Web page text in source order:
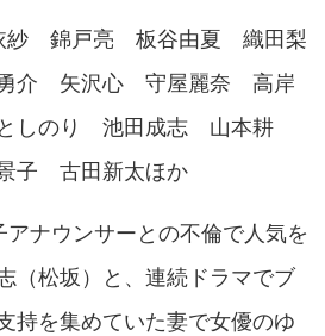
紗 錦戸亮 板谷由夏 織田梨
介 矢沢心 守屋麗奈 高岸
しのり 池田成志 山本耕
子 古田新太ほか
ナウンサーとの不倫で人気を
（松坂）と、連続ドラマでブ
持を集めていた妻で女優のゆ